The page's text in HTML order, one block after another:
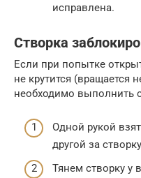
исправлена.
Створка
Если при попытке
не крутится (вращается
необходимо выполнить
Одной рукой
другой за
Тянем створку у